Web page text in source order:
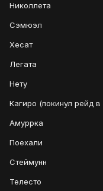
Николлета
Сэмюэл
Хесат
Легата
Нету
Кагиро (покинул рейд
Амуррка
Поехали
Стеймунн
Телесто